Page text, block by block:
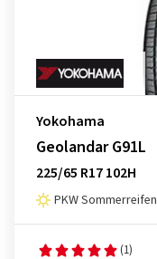
Yokohama
Geolandar G91L
225/65 R17 102H
PKW Sommerreifen
(1)